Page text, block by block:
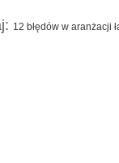
12 błędów w aranżacji